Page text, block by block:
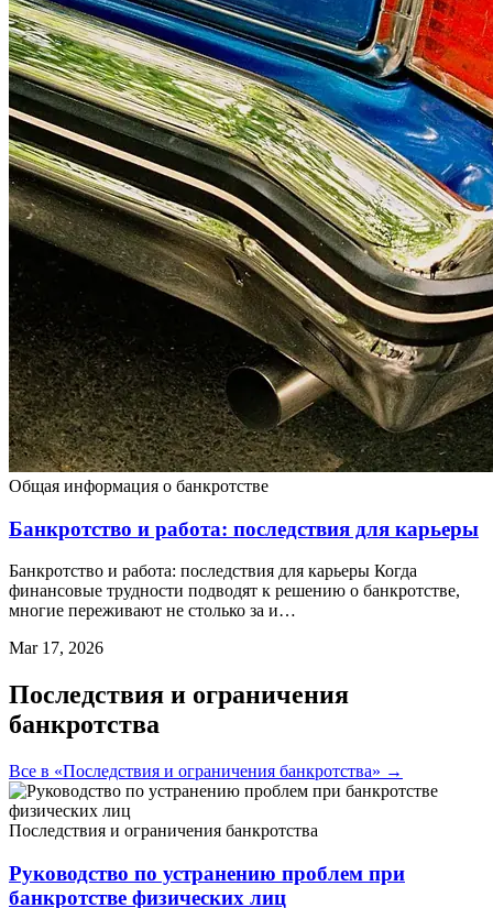
Общая информация о банкротстве
Банкротство и работа: последствия для карьеры
Банкротство и работа: последствия для карьеры Когда
финансовые трудности подводят к решению о банкротстве,
многие переживают не столько за и…
Mar 17, 2026
Последствия и ограничения
банкротства
Все в «Последствия и ограничения банкротства» →
Последствия и ограничения банкротства
Руководство по устранению проблем при
банкротстве физических лиц